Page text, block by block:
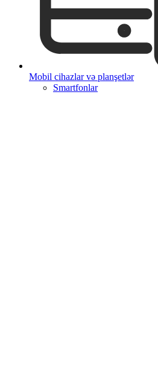
Mobil cihazlar və planşetlər
Smartfonlar